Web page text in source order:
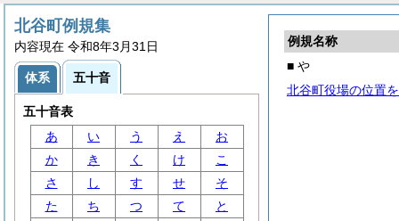
例規名称
■ や
北谷町役場の位置
北谷町例規集
内容現在 令和8年3月31日
体系 五十音
五十音表
あ
い う え
お
か
き く け
こ
さ
し す せ
そ
た
ち つ て
と